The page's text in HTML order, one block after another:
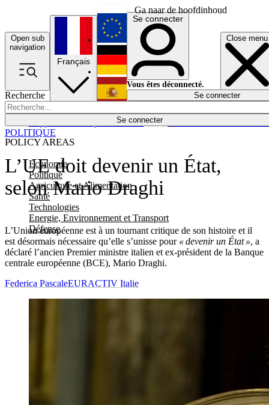
Ga naar de hoofdinhoud
Open sub
navigation
Close menu
Recherche
Se connecter
POLICY AREAS
Economie
Politique
Agriculture et Alimentation
Santé
Technologies
Energie, Environnement et Transport
Défense
Économie
Français
English
Deutsch
Español
Se connecter
Vous êtes déconnecté.
Se connecter
L’UE doit devenir un État,
selon Mario Draghi
L’Union européenne est à un tournant critique de son histoire et il
est désormais nécessaire qu’elle s’unisse pour « devenir un État », a
déclaré l’ancien Premier ministre italien et ex-président de la Banque
centrale européenne (BCE), Mario Draghi.
POLITIQUE
Federica PascaleEURACTIV Italie